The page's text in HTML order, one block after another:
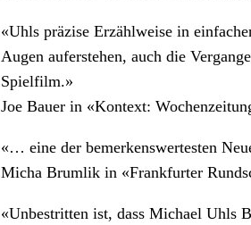
«Uhls präzise Erzählweise in
Augen auferstehen, auch die
Spielfilm.»
Joe Bauer in «Kontext:
«… eine der bemerkenswertesten
Micha Brumlik in «Frankfurter
«Unbestritten ist, dass Michael Uhls